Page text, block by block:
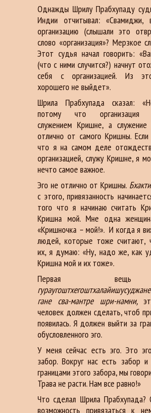
Однажды Шрилу Прабхупаду
Индии отчитывал: «Свамиджи,
организацию (слышали это
слово «организация»? Мерзкое
Этот судья начал говорить:
(что с ними случится?) начнут
себя с организацией. Из
хорошего не выйдет».
Шрила Прабхупада сказал:
потому что организация
служением Кришне, а
отлично от самого Кришны.
что я на самом деле
организацией, служу Кришне, я
нечто самое важное.
Эго не отлично от Кришны. Бхакти
с этого, привязанность
того что я начинаю считать
Кришна мой. Мне одна
«Кришночка – мой!». И когда я
людей, которые тоже считают,
их, я думаю: «Ну, надо же, как
Кришна мой и их тоже».
Первая вещь
гане сва-мантре шри-намни,
человек должен сделать, чтоб
появилась. Я должен выйти за
обусловленного эго.
У меня сейчас есть эго. Это
забор. Вокруг нас есть забор
границами этого забора, мы
Трава не расти. Нам все равно!»
Что сделал Шрила
возможность привязаться к